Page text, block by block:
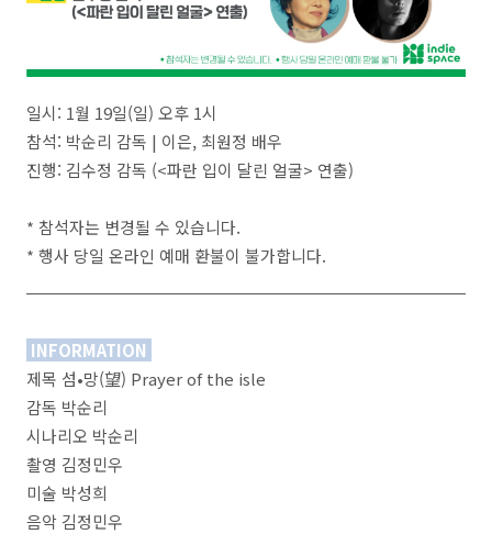
일시: 1월 19일(일) 오후 1시
참석: 박순리 감독 | 이은, 최원정 배우
진행: 김수정 감독 (<파란 입이 달린 얼굴> 연출)
* 참석자는 변경될 수 있습니다.
* 행사 당일 온라인 예매 환불이 불가합니다.
INFORMATION
제목 섬•망(望) Prayer of the isle
감독 박순리
시나리오 박순리
촬영 김정민우
미술 박성희
음악 김정민우